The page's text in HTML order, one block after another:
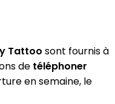
Tattoo sont fournis à
de téléphoner
en semaine, le